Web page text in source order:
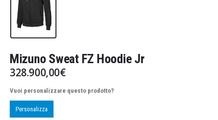
Mizuno Sweat FZ Hoodie Jr
328.900,00€
Vuoi personalizzare questo prodotto?
Personalizza